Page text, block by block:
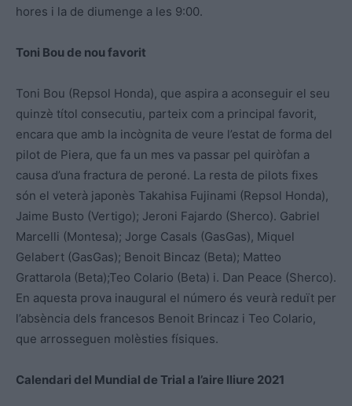
hores i la de diumenge a les 9:00.
Toni Bou de nou favorit
Toni Bou (Repsol Honda), que aspira a aconseguir el seu
quinzè títol consecutiu, parteix com a principal favorit,
encara que amb la incògnita de veure l’estat de forma del
pilot de Piera, que fa un mes va passar pel quiròfan a
causa d’una fractura de peroné. La resta de pilots fixes
són el veterà japonès Takahisa Fujinami (Repsol Honda),
Jaime Busto (Vertigo); Jeroni Fajardo (Sherco). Gabriel
Marcelli (Montesa); Jorge Casals (GasGas), Miquel
Gelabert (GasGas); Benoit Bincaz (Beta); Matteo
Grattarola (Beta);Teo Colario (Beta) i. Dan Peace (Sherco).
En aquesta prova inaugural el número és veurà reduït per
l’absència dels francesos Benoit Brincaz i Teo Colario,
que arrosseguen molèsties físiques.
Calendari del Mundial de Trial a l’aire lliure 2021